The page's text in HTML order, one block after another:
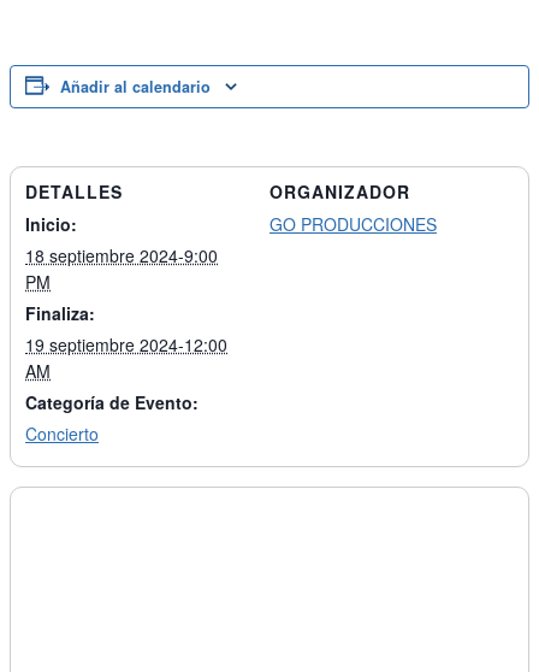
Añadir al calendario
DETALLES
Inicio:
18 septiembre 2024-9:00
PM
Finaliza:
19 septiembre 2024-12:00
AM
Categoría de Evento:
Concierto
ORGANIZADOR
GO PRODUCCIONES